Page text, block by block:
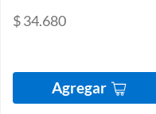
$ 34.680
Agregar